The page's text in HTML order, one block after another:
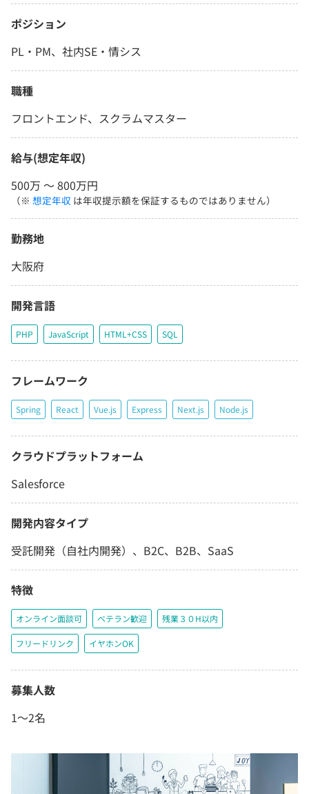
ポジション
PL・PM、社内SE・情シス
職種
フロントエンド、スクラムマスター
給与(想定年収)
500万 〜 800万円
（※ 想定年収 は年収提示額を保証するものではありません）
勤務地
大阪府
開発言語
PHP JavaScript HTML+CSS SQL
フレームワーク
Spring React Vue.js Express Next.js Node.js
クラウドプラットフォーム
Salesforce
開発内容タイプ
受託開発（自社内開発）、B2C、B2B、SaaS
特徴
オンライン面談可 ベテラン歓迎 残業３０H以内
フリードリンク イヤホンOK
募集人数
1〜2名